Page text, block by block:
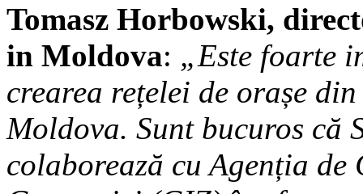
Tomasz Horbowski,
in Moldova: „Este foarte
crearea rețelei de orașe
Moldova. Sunt bucuros
colaborează cu Agenția